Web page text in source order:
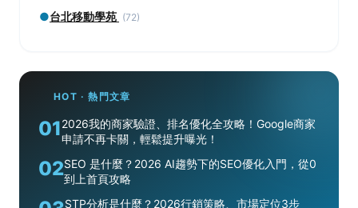
●台北移動學苑 (72)
HOT · 熱門文章
012026我的商家驗證、排名優化全攻略！Google商家
申請不再卡關，輕鬆提升曝光！
02SEO 是什麼？2026 AI趨勢下的SEO優化入門，從0
到上首頁攻略
STP分析是什麼？2026行銷策略、市場定位3步